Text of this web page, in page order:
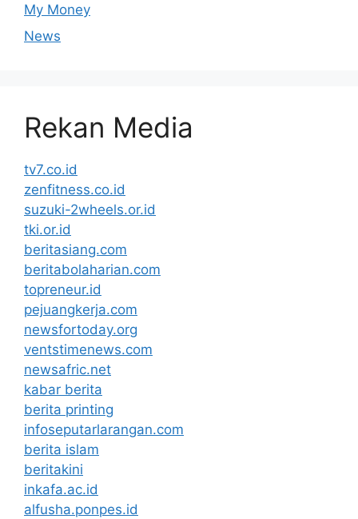
My Money
News
Rekan Media
tv7.co.id
zenfitness.co.id
suzuki-2wheels.or.id
tki.or.id
beritasiang.com
beritabolaharian.com
topreneur.id
pejuangkerja.com
newsfortoday.org
ventstimenews.com
newsafric.net
kabar berita
berita printing
infoseputarlarangan.com
berita islam
beritakini
inkafa.ac.id
alfusha.ponpes.id